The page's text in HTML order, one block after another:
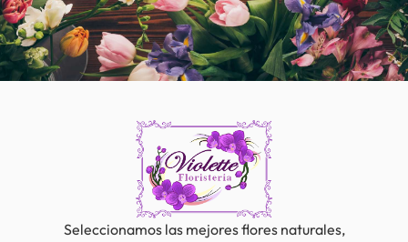
Seleccionamos las mejores flores naturales,